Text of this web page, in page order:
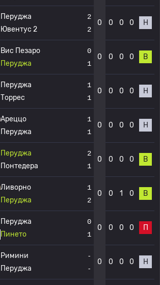
Перуджа
Ювентус 2
2
2
0 0 0 0 Н
Вис Пезаро
Перуджа
0
1
0 0 0 0 В
Перуджа
Торрес
1
1
0 0 0 0 Н
Ареццо
Перуджа
1
1
0 0 0 0 Н
Перуджа
Понтедера
2
1
0 0 0 0 В
Ливорно
Перуджа
1
2
0 0 1 0 В
Перуджа
Пинето
0
1
0 0 0 0 П
Римини
Перуджа
-
-
0 0 0 0 Н